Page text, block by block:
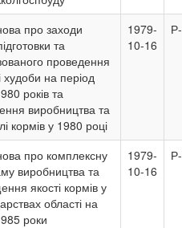
про заходи
та
проведення
худоби на період
років та
виробництва та
кормів у 1980 році
1979-
10-16
про комплексну
виробництва та
якості кормів у
області на
роки
1979-
10-16